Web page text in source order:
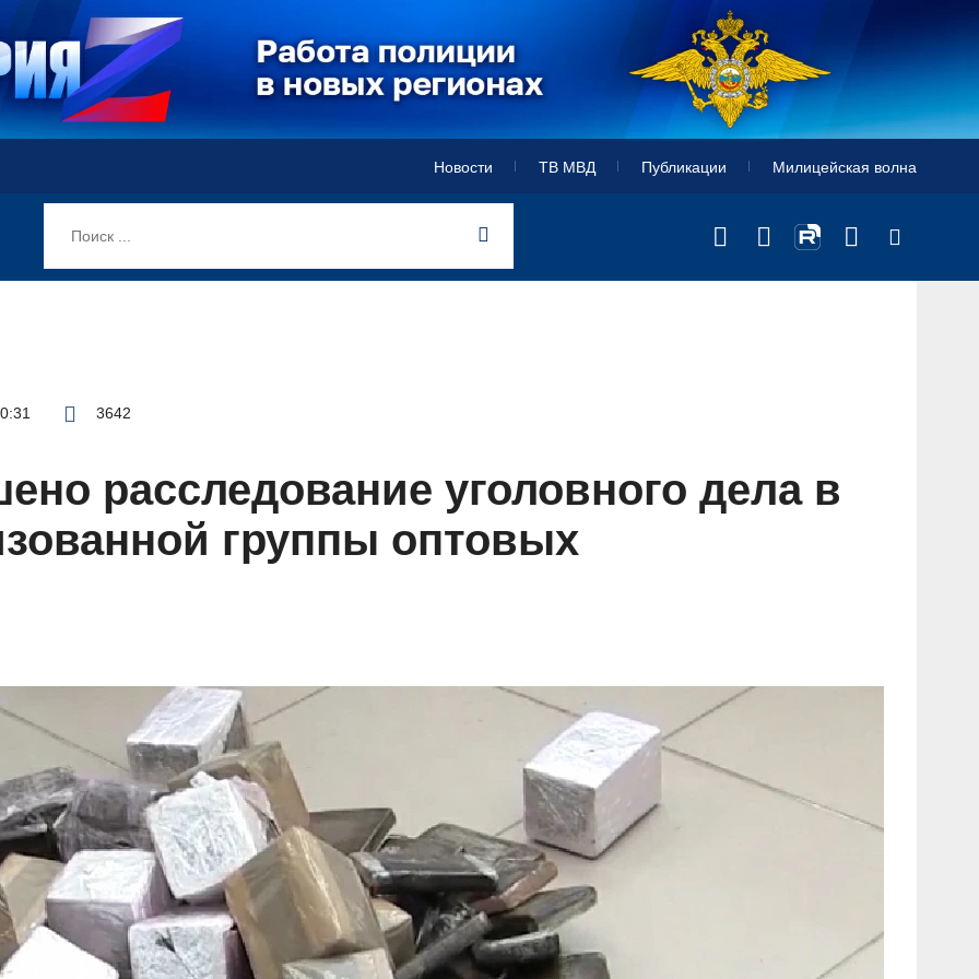
Новости ТВ МВД Публикации Милицейская волна
3642
расследование уголовного дела в
группы оптовых